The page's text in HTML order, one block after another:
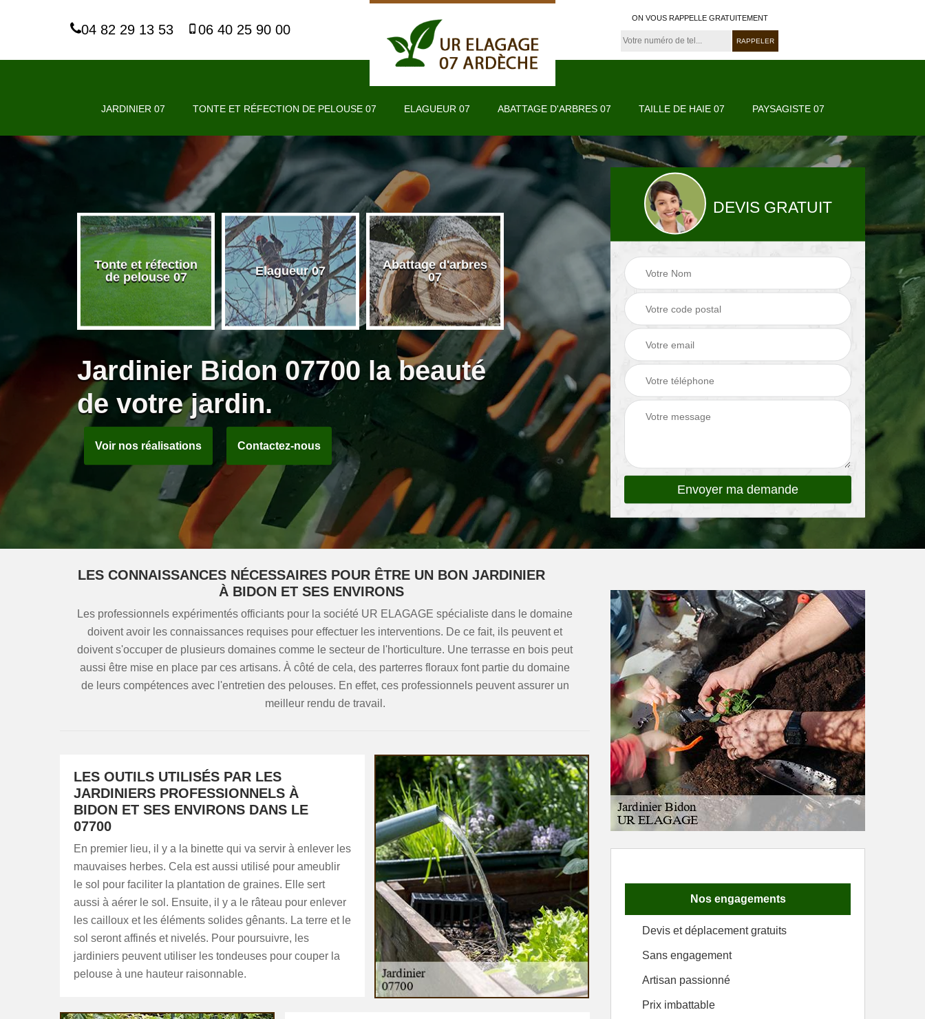
04 82 29 13 53 06 40 25 90 00
ON VOUS RAPPELLE GRATUITEMENT
JARDINIER 07 TONTE ET RÉFECTION DE PELOUSE 07 ELAGUEUR 07 ABATTAGE D'ARBRES 07 TAILLE DE HAIE 07 PAYSAGISTE 07
Tonte et réfection
de pelouse 07
Elagueur 07
Abattage d'arbres
07
Taille de haie 07 Paysagiste 07 Jardinier 07
Jardinier Bidon 07700 la beauté
de votre jardin.
Voir nos réalisations Contactez-nous
DEVIS GRATUIT
LES CONNAISSANCES NÉCESSAIRES POUR ÊTRE UN BON JARDINIER
À BIDON ET SES ENVIRONS
Les professionnels expérimentés officiants pour la société UR ELAGAGE spécialiste dans le domaine
doivent avoir les connaissances requises pour effectuer les interventions. De ce fait, ils peuvent et
doivent s'occuper de plusieurs domaines comme le secteur de l'horticulture. Une terrasse en bois peut
aussi être mise en place par ces artisans. À côté de cela, des parterres floraux font partie du domaine
de leurs compétences avec l'entretien des pelouses. En effet, ces professionnels peuvent assurer un
meilleur rendu de travail.
LES OUTILS UTILISÉS PAR LES
JARDINIERS PROFESSIONNELS À
BIDON ET SES ENVIRONS DANS LE
07700
En premier lieu, il y a la binette qui va servir à enlever les
mauvaises herbes. Cela est aussi utilisé pour ameublir
le sol pour faciliter la plantation de graines. Elle sert
aussi à aérer le sol. Ensuite, il y a le râteau pour enlever
les cailloux et les éléments solides gênants. La terre et le
sol seront affinés et nivelés. Pour poursuivre, les
jardiniers peuvent utiliser les tondeuses pour couper la
pelouse à une hauteur raisonnable.
Nos engagements
Devis et déplacement gratuits
Sans engagement
Artisan passionné
Prix imbattable